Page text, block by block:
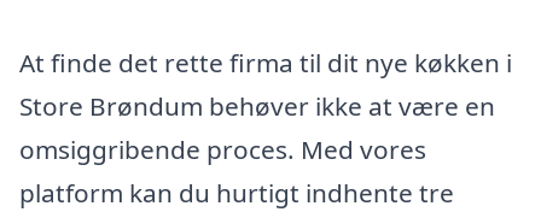
At finde det rette firma til dit nye køkken i
Store Brøndum behøver ikke at være en
omsiggribende proces. Med vores
platform kan du hurtigt indhente tre